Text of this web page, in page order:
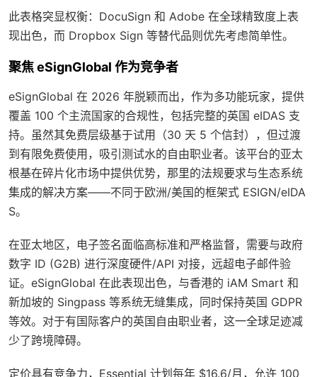
此表格突显权衡：DocuSign 和 Adobe 在全球精致度上表
现出色，而 Dropbox Sign 等替代品则优先考虑简单性。
聚焦 eSignGlobal 作为竞争者
eSignGlobal 在 2026 年脱颖而出，作为多功能玩家，提供
覆盖 100 个主流国家的合规性，包括完整的英国 eIDAS 支
持。虽然其免费层级基于试用（30 天 5 个信封），但过渡
到有限免费使用，吸引测试水的自由职业者。该平台的亚太
根基在碎片化市场中提供优势，那里的法规要求与生态系统
集成的解决方案——不同于欧洲/美国的框架式 ESIGN/eIDA
S。
在亚太地区，电子签名面临高标准和严格监督，需要与政府
数字 ID (G2B) 进行深度硬件/API 对接，远超电子邮件验
证。eSignGlobal 在此表现出色，与香港的 iAM Smart 和
新加坡的 Singpass 等系统无缝集成，同时保持英国 GDPR
等效。对于有国际客户的英国自由职业者，这一全球足迹减
少了跨境障碍。
定价具有竞争力，Essential 计划每年 $16.6/月，允许 100